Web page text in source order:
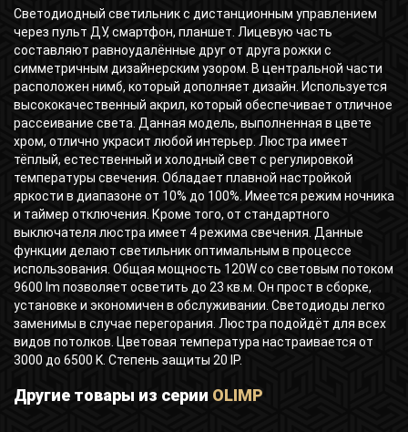
Светодиодный светильник с дистанционным управлением
через пульт ДУ, смартфон, планшет. Лицевую часть
составляют равноудалённые друг от друга рожки с
симметричным дизайнерским узором. В центральной части
расположен нимб, который дополняет дизайн. Используется
высококачественный акрил, который обеспечивает отличное
рассеивание света. Данная модель, выполненная в цвете
хром, отлично украсит любой интерьер. Люстра имеет
тёплый, естественный и холодный свет с регулировкой
температуры свечения. Обладает плавной настройкой
яркости в диапазоне от 10% до 100%. Имеется режим ночника
и таймер отключения. Кроме того, от стандартного
выключателя люстра имеет 4 режима свечения. Данные
функции делают светильник оптимальным в процессе
использования. Общая мощность 120W со световым потоком
9600 lm позволяет осветить до 23 кв.м. Он прост в сборке,
установке и экономичен в обслуживании. Светодиоды легко
заменимы в случае перегорания. Люстра подойдёт для всех
видов потолков. Цветовая температура настраивается от
3000 до 6500 K. Степень защиты 20 IP.
Другие товары из серии OLIMP